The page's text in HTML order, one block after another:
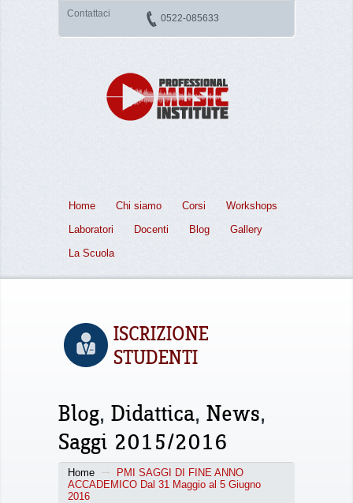
Contattaci 0522-085633
Home Chi siamo Corsi
Workshops
Laboratori
Docenti Blog
Gallery
La Scuola
ISCRIZIONE
STUDENTI
Blog, Didattica, News,
Saggi 2015/2016
Home
PMI SAGGI DI FINE ANNO
ACCADEMICO Dal 31 Maggio al 5 Giugno
2016